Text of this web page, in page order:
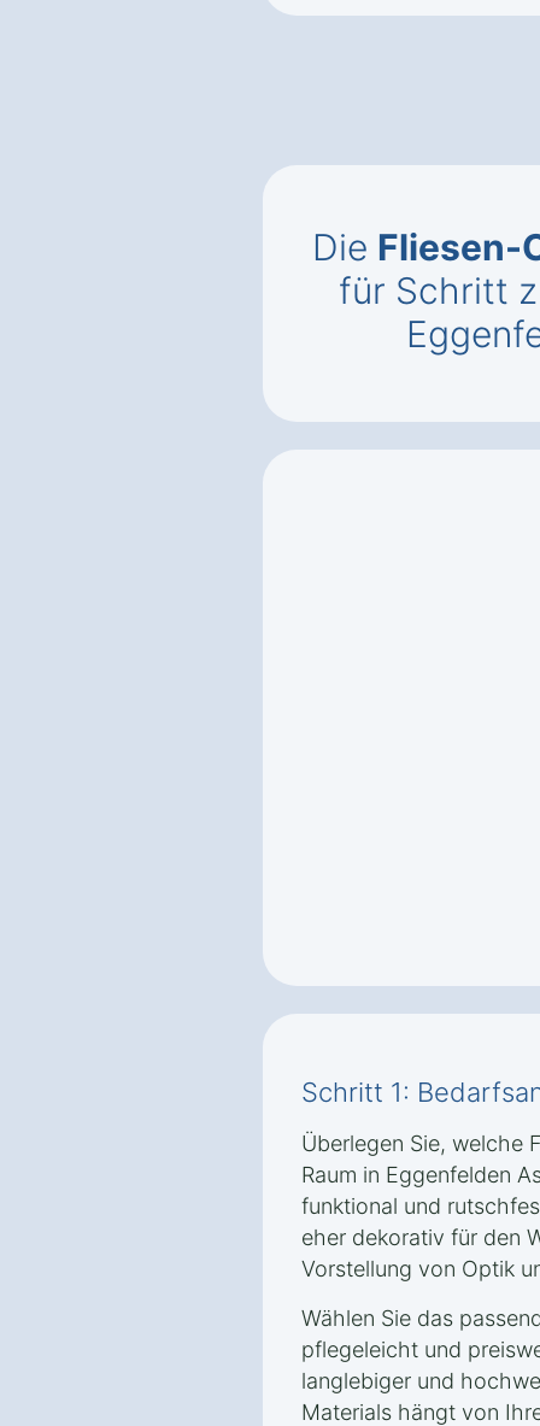
Die Fliesen-
für Schritt
Schritt 1:
Überlegen Sie, welche
Raum in Eggenfelden
funktional und
eher dekorativ für den
Vorstellung von Optik
Wählen Sie das
pflegeleicht und
langlebiger und
Materials hängt von